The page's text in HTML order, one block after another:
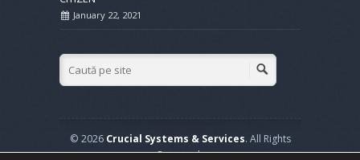
January 22, 2021
© 2026 Crucial Systems & Services. All Rights
Reserved.